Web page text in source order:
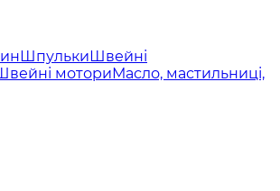
ШпулькиШвейні
моториМасло, мастильниці,